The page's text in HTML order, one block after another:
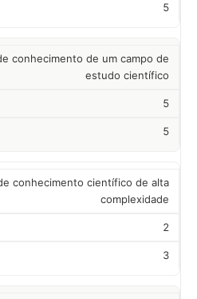
5
conhecimento de um campo de
estudo científico
5
5
conhecimento científico de alta
complexidade
2
3